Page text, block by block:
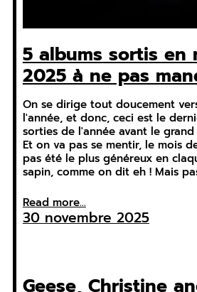
5 albums sortis en
2025 à ne pas
On se dirige tout doucement
l'année, et donc, ceci est le
sorties de l'année avant le
Et on va pas se mentir, le mois
pas été le plus généreux en
sapin, comme on dit eh ! Mais
Read more...
30 novembre 2025
Geese, Christine